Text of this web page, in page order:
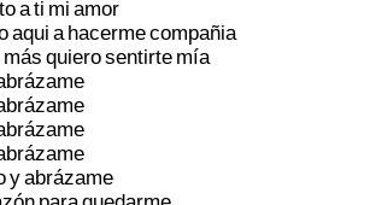
ati mi amor
aqui a hacermecompañia
más quierosentirte mía
yabrázame